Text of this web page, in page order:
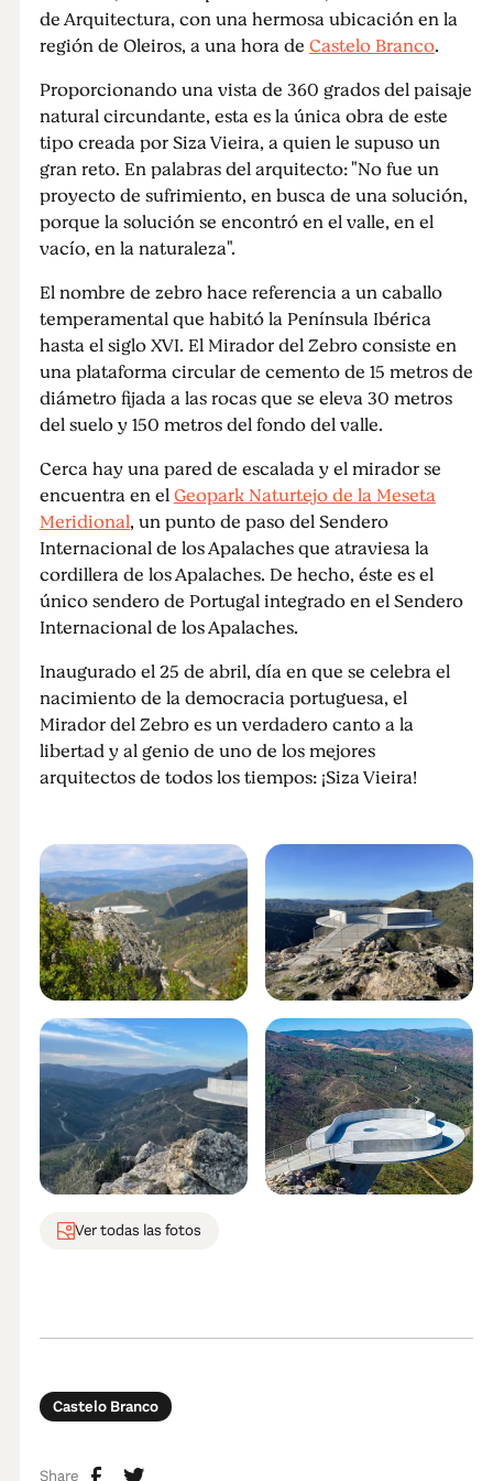
de Arquitectura, con una hermosa ubicación en la
región de Oleiros, a una hora deCastelo Branco.
Proporcionando una vista de 360 grados del paisaje
natural circundante, esta es la única obra de este
tipo creada por Siza Vieira, a quien le supuso un
gran reto. En palabras del arquitecto: "No fue un
proyecto de sufrimiento, en busca de una solución,
porque la solución se encontró en el valle, en el
vacío, en la naturaleza".
El nombre de zebro hace referencia a un caballo
temperamental que habitó la Península Ibérica
hasta el siglo XVI. El Mirador del Zebro consiste en
una plataforma circular de cemento de 15 metros de
diámetro fijada a las rocas que se eleva 30 metros
del suelo y 150 metros del fondo del valle.
Cerca hay una pared de escalada y el mirador se
encuentra en elGeopark Naturtejo de la Meseta
Meridional, un punto de paso del Sendero
Internacional de los Apalaches que atraviesa la
cordillera de los Apalaches. De hecho, éste es el
único sendero de Portugal integrado en el Sendero
Internacional de los Apalaches.
Inaugurado el 25 de abril, día en que se celebra el
nacimiento de la democracia portuguesa, el
Mirador del Zebro es un verdadero canto a la
libertad y al genio de uno de los mejores
arquitectos de todos los tiempos: ¡Siza Vieira!
Ver todas las fotos
Castelo Branco
Share